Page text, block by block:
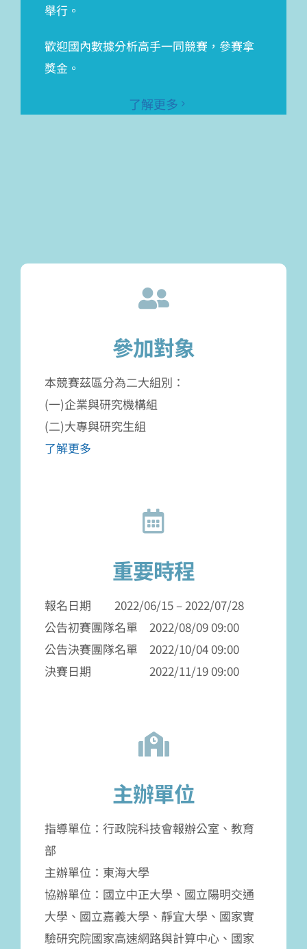
舉行。
歡迎國內數據分析高手一同競賽，參賽拿
獎金。
了解更多
參加對象
本競賽茲區分為二大組別：
(一)企業與研究機構組
(二)大專與研究生組
了解更多
重要時程
報名日期 2022/06/15 – 2022/07/28
公告初賽團隊名單 2022/08/09 09:00
公告決賽團隊名單 2022/10/04 09:00
決賽日期 2022/11/19 09:00
主辦單位
指導單位：行政院科技會報辦公室、教育
部
主辦單位：東海大學
協辦單位：國立中正大學、國立陽明交通
大學、國立嘉義大學、靜宜大學、國家實
驗研究院國家高速網路與計算中心、國家